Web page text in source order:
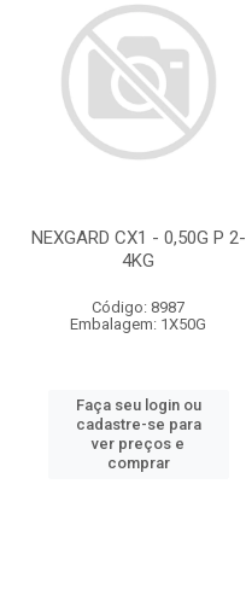
NEXGARD CX1 - 0,50G P 2-
4KG
Código: 8987
Embalagem: 1X50G
Faça seu login ou
cadastre-se para
ver preços e
comprar